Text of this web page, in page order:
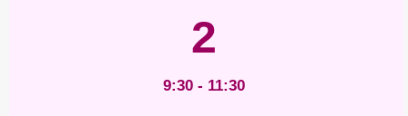
2
9:30 - 11:30